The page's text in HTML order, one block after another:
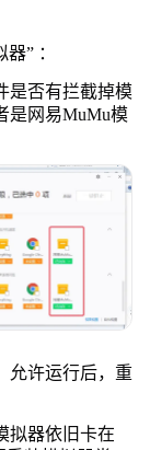
” ：
是否有拦截掉模
是网易MuMu模
允许运行后，重
拟器依旧卡在